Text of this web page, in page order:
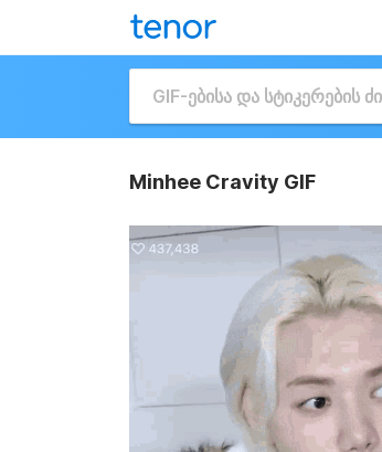
Minhee Cravity GIF